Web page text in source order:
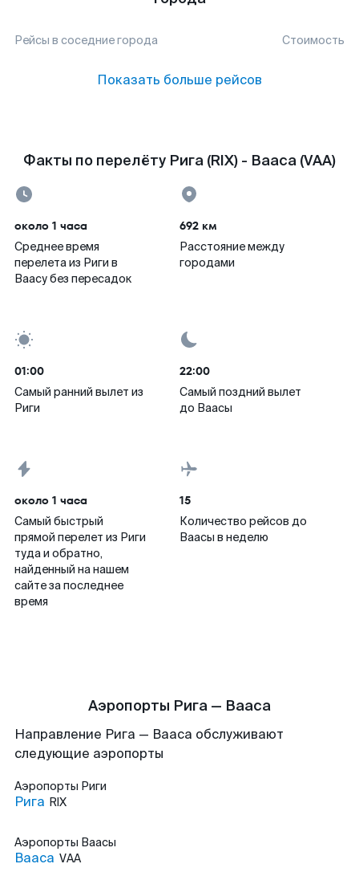
Рейсы в соседние города Стоимость
Показать больше рейсов
Факты по перелёту Рига (RIX) - Вааса (VAA)
около 1 часа
Среднее время
перелета из Риги в
Ваасу без пересадок
692 км
Расстояние между
городами
01:00
Самый ранний вылет из
Риги
22:00
Самый поздний вылет
до Ваасы
около 1 часа
Самый быстрый
прямой перелет из Риги
туда и обратно,
найденный на нашем
сайте за последнее
время
15
Количество рейсов до
Ваасы в неделю
Аэропорты Рига — Вааса
Направление Рига — Вааса обслуживают
следующие аэропорты
Аэропорты Риги
Рига RIX
Аэропорты Ваасы
Вааса VAA